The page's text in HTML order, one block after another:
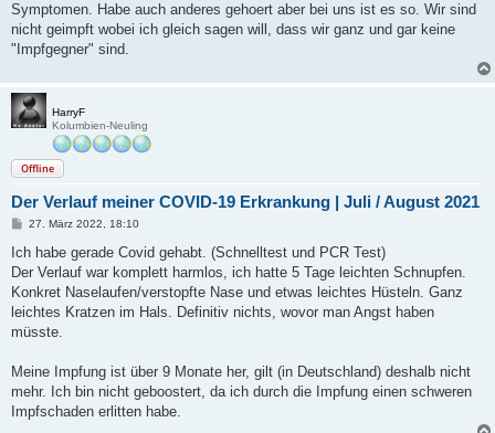
Symptomen. Habe auch anderes gehoert aber bei uns ist es so. Wir sind
nicht geimpft wobei ich gleich sagen will, dass wir ganz und gar keine
"Impfgegner" sind.
HarryF
Kolumbien-Neuling
Offline
Der Verlauf meiner COVID-19 Erkrankung | Juli / August 2021
B
i
r
a
27. März 2022, 18:10
Ich habe gerade Covid gehabt. (Schnelltest und PCR Test)
Der Verlauf war komplett harmlos, ich hatte 5 Tage leichten Schnupfen.
Konkret Naselaufen/verstopfte Nase und etwas leichtes Hüsteln. Ganz
leichtes Kratzen im Hals. Definitiv nichts, wovor man Angst haben
müsste.
Meine Impfung ist über 9 Monate her, gilt (in Deutschland) deshalb nicht
mehr. Ich bin nicht geboostert, da ich durch die Impfung einen schweren
Impfschaden erlitten habe.